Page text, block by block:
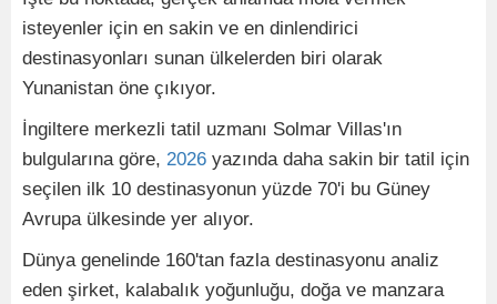
isteyenler için en sakin ve en dinlendirici
destinasyonları sunan ülkelerden biri olarak
Yunanistan öne çıkıyor.
İngiltere merkezli tatil uzmanı Solmar Villas'ın
bulgularına göre, 2026 yazında daha sakin bir tatil için
seçilen ilk 10 destinasyonun yüzde 70'i bu Güney
Avrupa ülkesinde yer alıyor.
Dünya genelinde 160'tan fazla destinasyonu analiz
eden şirket, kalabalık yoğunluğu, doğa ve manzara